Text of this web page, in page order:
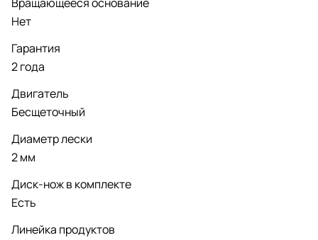
Нет
Гарантия
2 года
Двигатель
Бесщеточный
Диаметр лески
2 мм
Диск-нож в комплекте
Есть
Линейка продуктов